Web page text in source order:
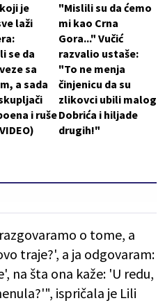
je
laži
se da
sa
a sada
i ruše
"Mislili su da ćemo
mi kao Crna
Gora..." Vučić
razvalio ustaše:
"To ne menja
činjenicu da su
zlikovci ubili malog
Dobrića i hiljade
drugih!"
o tome, a
traje?', a ja odgovaram:
na šta ona kaže: 'U redu,
ispričala je Lili